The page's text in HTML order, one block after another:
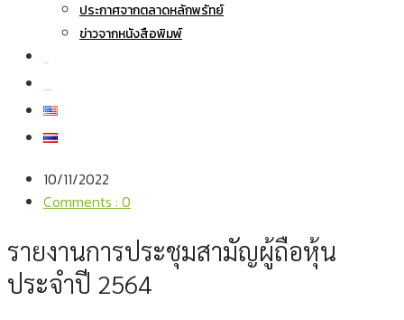
ประกาศจากตลาดหลักพรัทย์
ข่าวจากหนังสือพิมพ์
10/11/2022
Comments : 0
รายงานการประชุมสามัญผู้ถือหุ้น
ประจำปี 2564